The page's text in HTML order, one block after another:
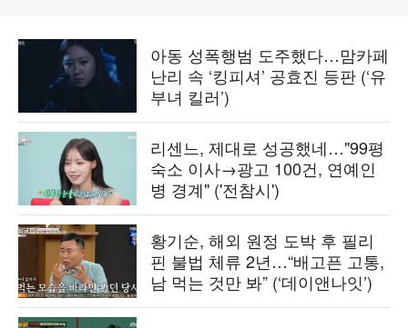
아동 성폭행범 도주했다…맘카페
난리 속 ‘킹피셔’ 공효진 등판 (‘유
부녀 킬러’)
리센느, 제대로 성공했네…"99평
숙소 이사→광고 100건, 연예인
병 경계" ('전참시')
황기순, 해외 원정 도박 후 필리
핀 불법 체류 2년…“배고픈 고통,
남 먹는 것만 봐” (‘데이앤나잇’)